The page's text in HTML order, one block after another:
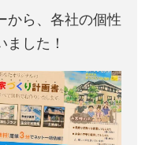
から、各社の個性
した！